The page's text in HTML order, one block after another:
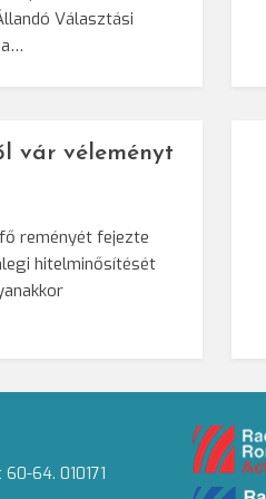
Választási
vár véleményt
reményét fejezte
hitelminősítését
64. 010171